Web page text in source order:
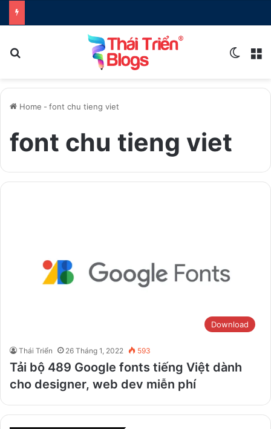
Home - font chu tieng viet
font chu tieng viet
Download
Thái Triển 26 Tháng 1, 2022 593
Tải bộ 489 Google fonts tiếng Việt dành
cho designer, web dev miễn phí